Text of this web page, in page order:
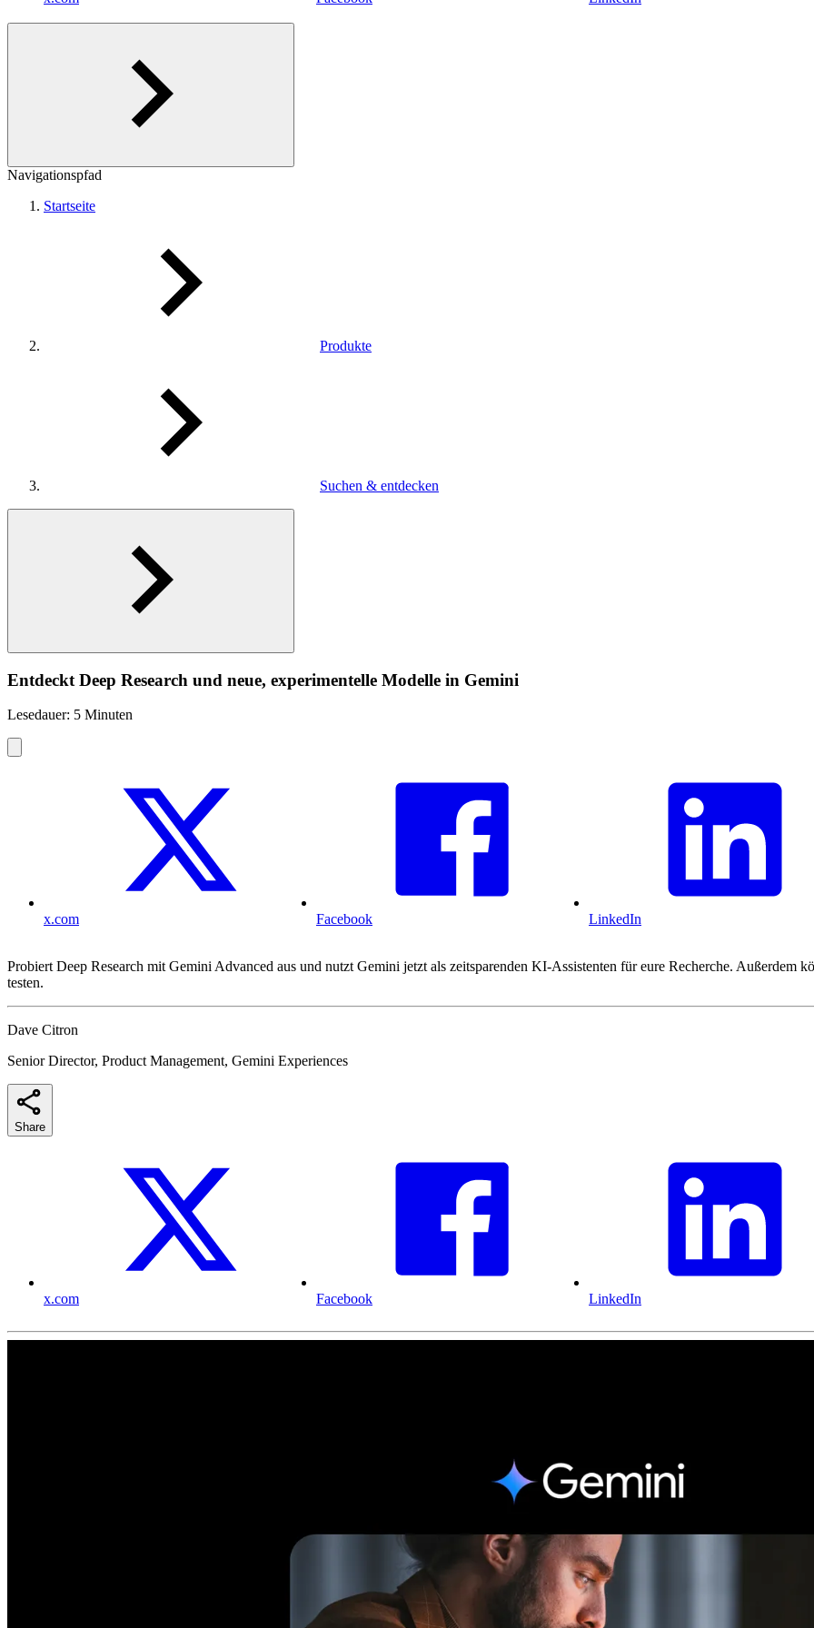
Navigationspfad
Startseite
Produkte
Suchen & entdecken
Entdeckt Deep Research und neue, experimentelle Modelle in Gemini
Lesedauer: 5 Minuten
x.com Facebook LinkedIn
Probiert Deep Research mit Gemini Advanced aus und nutzt Gemini jetzt als zeitsparenden KI-Assistenten für eure Recherche.
testen.
Dave Citron
Senior Director, Product Management, Gemini Experiences
Share
x.com Facebook LinkedIn